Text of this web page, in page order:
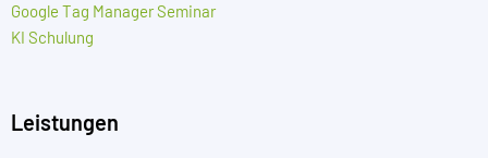
Google Tag Manager Seminar
KI Schulung
Leistungen